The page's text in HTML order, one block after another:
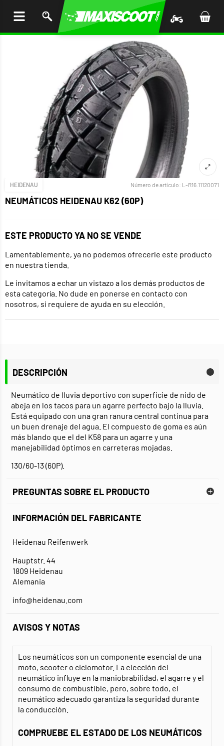
HEIDENAU Número de artículo: L-R16.11120071
NEUMÁTICOS HEIDENAU K62 (60P)
ESTE PRODUCTO YA NO SE VENDE
Lamentablemente, ya no podemos ofrecerle este producto
en nuestra tienda.
Le invitamos a echar un vistazo a los demás productos de
esta categoría. No dude en ponerse en contacto con
nosotros, si requiere de ayuda en su elección.
DESCRIPCIÓN
Neumático de lluvia deportivo con superficie de nido de
abeja en los tacos para un agarre perfecto bajo la lluvia.
Está equipado con una gran ranura central continua para
un buen drenaje del agua. El compuesto de goma es aún
más blando que el del K58 para un agarre y una
manejabilidad óptimos en carreteras mojadas.
130/60-13 (60P).
PREGUNTAS SOBRE EL PRODUCTO
INFORMACIÓN DEL FABRICANTE
Heidenau Reifenwerk
Hauptstr. 44
1809 Heidenau
Alemania
info@heidenau.com
AVISOS Y NOTAS
Los neumáticos son un componente esencial de una
moto, scooter o ciclomotor. La elección del
neumático influye en la maniobrabilidad, el agarre y el
consumo de combustible, pero, sobre todo, el
neumático adecuado garantiza la seguridad durante
la conducción.
COMPRUEBE EL ESTADO DE LOS NEUMÁTICOS